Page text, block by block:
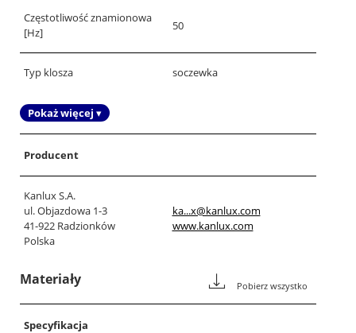
Częstotliwość znamionowa
[Hz]
50
Typ klosza soczewka
Pokaż więcej ▾
Producent
Kanlux S.A.
ul. Objazdowa 1-3
41-922 Radzionków
Polska
ka...x@kanlux.com
www.kanlux.com
Materiały Pobierz wszystko
Specyfikacja